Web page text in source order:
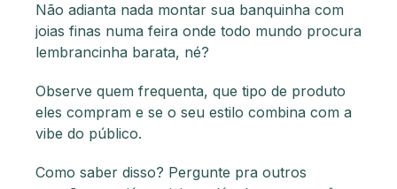
Não adianta nada montar sua banquinha com
joias finas numa feira onde todo mundo procura
lembrancinha barata, né?
Observe quem frequenta, que tipo de produto
eles compram e se o seu estilo combina com a
vibe do público.
Como saber disso? Pergunte pra outros